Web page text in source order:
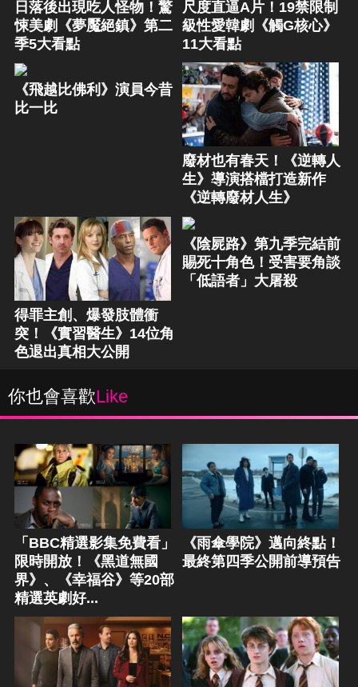
日落後出現吃人怪物！驚
悚美劇《夢魘絕鎮》第二
季5大看點
尺度直逼A片！19禁限制
級性愛韓劇《觸G核心》
11大看點
《飛越比佛利》演員今昔
比一比
廢材也有春天！《逆轉人
生》導演搭檔打造新作
《逆轉廢材人生》
得罪主創、爆發肢體衝
突！《實習醫生》14位角
色退出真相大公開
《陰屍路》第九季完結前
賜死十角色！受害要角談
「低語者」大屠殺
你也會喜歡Like
「BBC精選影集免費看」
限時開放！《黑道無國
界》、《幸福谷》等20部
精選英劇好...
《雨傘學院》邁向終點！
最終第四季公開前導預告